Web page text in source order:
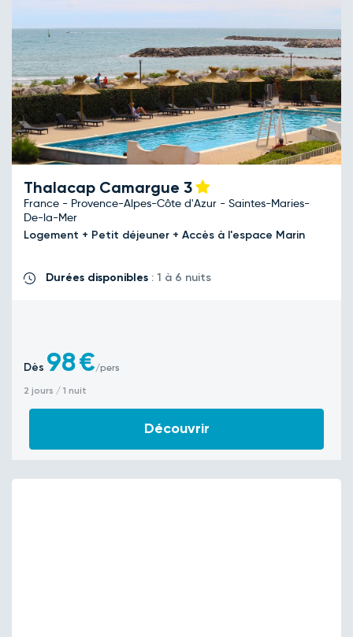
Thalacap Camargue 3
France - Provence-Alpes-Côte d'Azur - Saintes-Maries-
De-la-Mer
Logement + Petit déjeuner + Accès à l'espace Marin
Durées disponibles : 1 à 6 nuits
Dès 98€/pers
2 jours / 1 nuit
Découvrir